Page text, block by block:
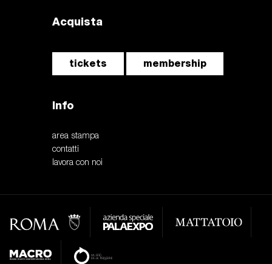
Acquista
tickets membership
Info
area stampa
contatti
lavora con noi